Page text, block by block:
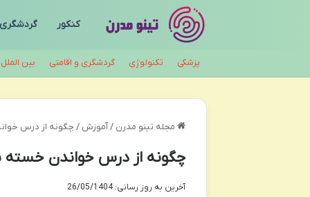
کنکور
پزشکی تکنولوژی گردشگری و اقامتی بین الملل
مجله تینو مدرن / آموزش / چگونه از درس خواندن خسته
چگونه از درس خواندن خسته نشویم؟ ۱۰ راهکار
آخرین به روز رسانی: 26/05/1404